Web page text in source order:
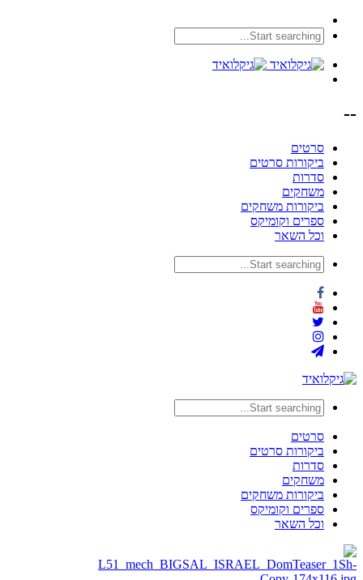
--
סרטים
ביקורות סרטים
סדרות
משחקים
ביקורות משחקים
ספרים וקומיקס
וכל השאר
סרטים
ביקורות סרטים
סדרות
משחקים
ביקורות משחקים
ספרים וקומיקס
וכל השאר